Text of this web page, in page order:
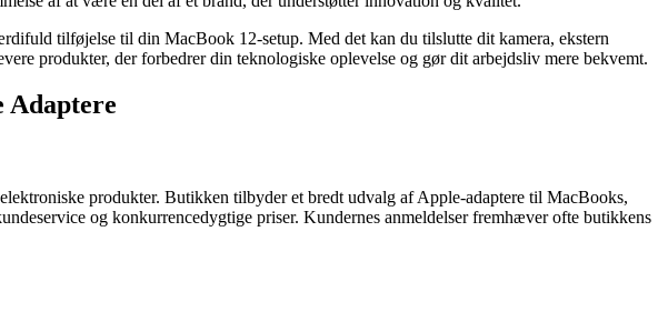
tilføjelse til din MacBook 12-setup. Med det kan du tilslutte dit kamera, ekstern
produkter, der forbedrer din teknologiske oplevelse og gør dit arbejdsliv mere bekvemt.
produkter. Butikken tilbyder et bredt udvalg af Apple-adaptere til MacBooks,
og konkurrencedygtige priser. Kundernes anmeldelser fremhæver ofte butikkens